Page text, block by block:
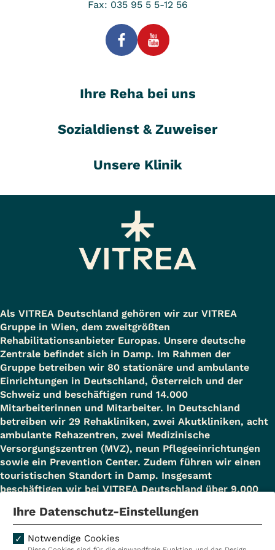
sich, dass uns Ihre korrekten
Kontaktdaten vorliegen und auch
die Daten auf Ihrer
Kontaktdaten finden SieHIER
Fax: 035 95 5 5-12 56
Ihre Reha bei uns
Sozialdienst & Zuweiser
Unsere Klinik
Als VITREA Deutschland gehören wir zur VITREA
Gruppe in Wien, dem zweitgrößten
Rehabilitationsanbieter Europas. Unsere deutsche
Zentrale befindet sich in Damp. Im Rahmen der
Gruppe betreiben wir 80 stationäre und ambulante
Einrichtungen in Deutschland, Österreich und der
Schweiz und beschäftigen rund 14.000
Mitarbeiterinnen und Mitarbeiter. In Deutschland
betreiben wir 29 Rehakliniken, zwei Akutkliniken, acht
ambulante Rehazentren, zwei Medizinische
Versorgungszentren (MVZ), neun Pflegeeinrichtungen
sowie ein Prevention Center. Zudem führen wir einen
touristischen Standort in Damp. Insgesamt
beschäftigen wir bei VITREA Deutschland über 9.000
Ihre Datenschutz-Einstellungen
Notwendige Cookies